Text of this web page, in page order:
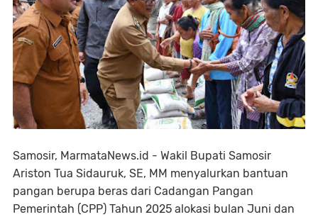
Samosir, MarmataNews.id - Wakil Bupati Samosir
Ariston Tua Sidauruk, SE, MM menyalurkan bantuan
pangan berupa beras dari Cadangan Pangan
Pemerintah (CPP) Tahun 2025 alokasi bulan Juni dan